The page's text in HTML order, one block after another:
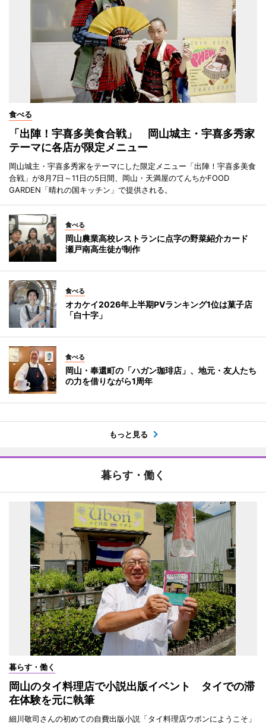
食べる
「出陣！宇喜多美食合戦」 岡山城主・宇喜多秀家
テーマに各店が限定メニュー
岡山城主・宇喜多秀家をテーマにした限定メニュー「出陣！宇喜多美食
合戦」が8月7日～11日の5日間、岡山・天満屋のてんちかFOOD
GARDEN「晴れの国キッチン」で提供される。
食べる
岡山農業高校レストランに点字の野菜紹介カード
瀬戸南高生徒が制作
食べる
オカケイ2026年上半期PVランキング1位は菓子店
「白十字」
食べる
岡山・奉還町の「ハガン珈琲店」、地元・友人たち
の力を借りながら1周年
もっと見る
暮らす・働く
暮らす・働く
岡山のタイ料理店で小説出版イベント タイでの滞
在体験を元に執筆
細川敬司さんの初めての自費出版小説「タイ料理店ウボンにようこそ」